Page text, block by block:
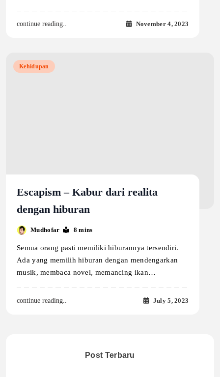
continue reading.. November 4, 2023
Kehidupan
Escapism – Kabur dari realita
dengan hiburan
Mudhofar 8 mins
Semua orang pasti memiliki hiburannya tersendiri.
Ada yang memilih hiburan dengan mendengarkan
musik, membaca novel, memancing ikan…
continue reading.. July 5, 2023
Post Terbaru